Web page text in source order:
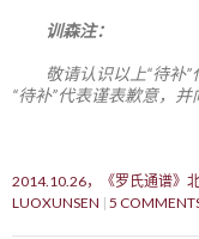
训森注：
敬请认识以上“待补
“待补”代表谨表歉意，
2014.10.26，《罗氏通谱》
LUOXUNSEN 5